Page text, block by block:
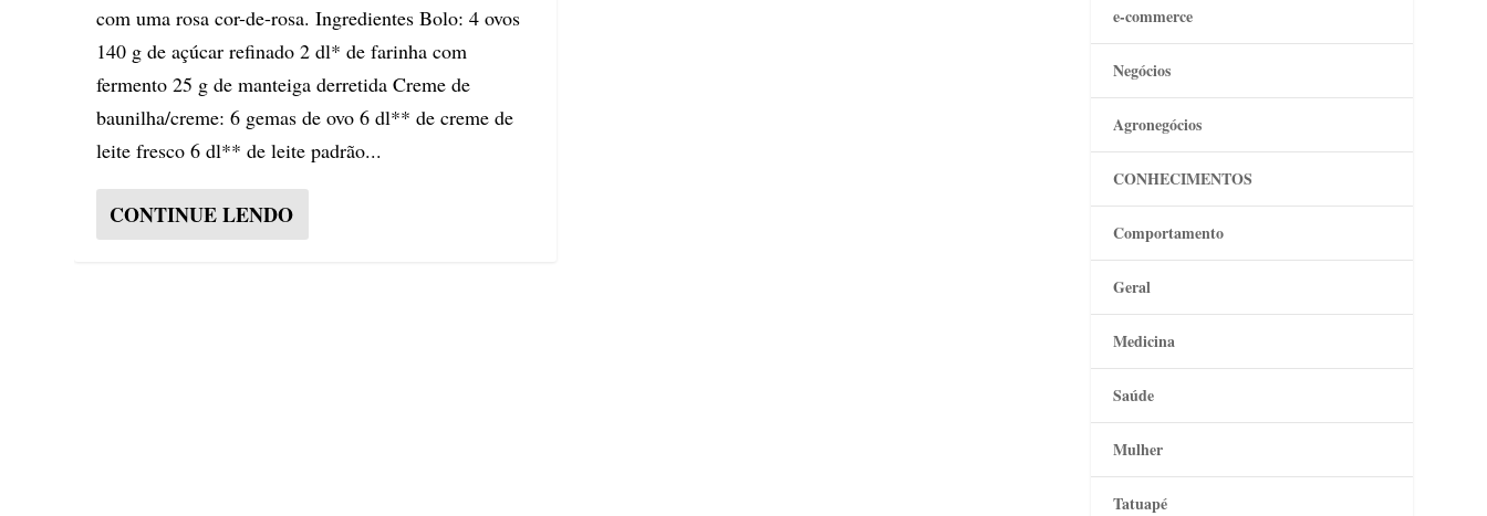
com uma rosa cor-de-rosa. Ingredientes Bolo: 4 ovos
140 g de açúcar refinado 2 dl* de farinha com
fermento 25 g de manteiga derretida Creme de
baunilha/creme: 6 gemas de ovo 6 dl** de creme de
leite fresco 6 dl** de leite padrão...
CONTINUE LENDO
e-commerce
Negócios
Agronegócios
CONHECIMENTOS
Comportamento
Geral
Medicina
Saúde
Mulher
Tatuapé